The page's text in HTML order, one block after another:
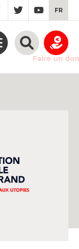
FR
Faire un don